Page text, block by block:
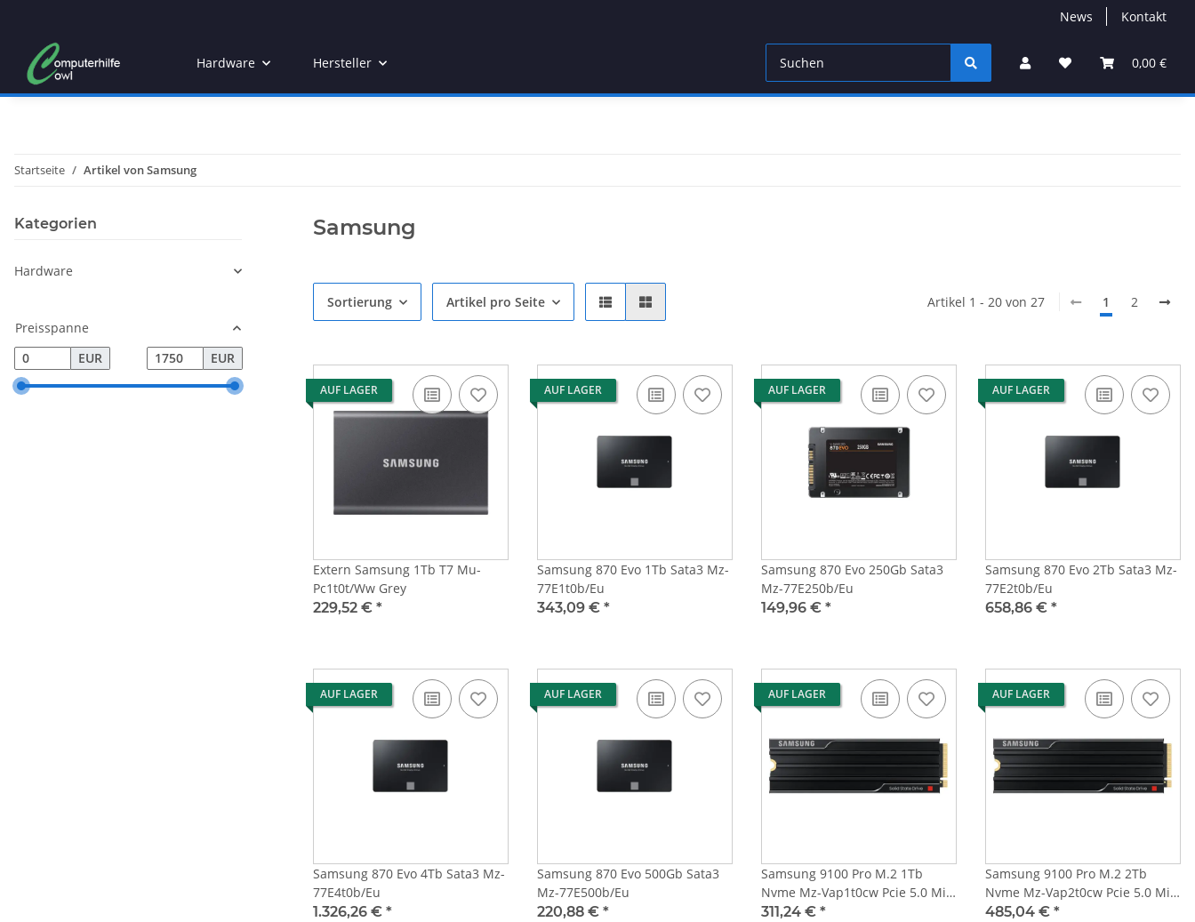
News Kontakt
0,00 €
Hardware Hersteller
Startseite Artikel von Samsung
Samsung
Sortierung Artikel pro Seite Artikel 1 - 20 von 27 1 2
AUF LAGER
Extern Samsung 1Tb T7 Mu-
Pc1t0t/Ww Grey
229,52 € *
AUF LAGER
Samsung 870 Evo 1Tb Sata3 Mz-
77E1t0b/Eu
343,09 € *
AUF LAGER
Samsung 870 Evo 250Gb Sata3
Mz-77E250b/Eu
149,96 € *
AUF LAGER
Samsung 870 Evo 2Tb Sata3 Mz-
77E2t0b/Eu
658,86 € *
AUF LAGER
Samsung 870 Evo 4Tb Sata3 Mz-
77E4t0b/Eu
1.326,26 € *
AUF LAGER
Samsung 870 Evo 500Gb Sata3
Mz-77E500b/Eu
220,88 € *
AUF LAGER
Samsung 9100 Pro M.2 1Tb
Nvme Mz-Vap1t0cw Pcie 5.0 Mit
Heatsink
311,24 € *
AUF LAGER
Samsung 9100 Pro M.2 2Tb
Nvme Mz-Vap2t0cw Pcie 5.0 Mit
Heatsink
485,04 € *
Kategorien
Hardware
Preisspanne
EUR
EUR